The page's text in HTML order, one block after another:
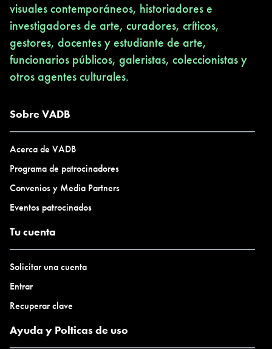
visuales contemporáneos, historiadores e
investigadores de arte, curadores, críticos,
gestores, docentes y estudiante de arte,
funcionarios públicos, galeristas, coleccionistas y
otros agentes culturales.
Sobre VADB
Acerca de VADB
Programa de patrocinadores
Convenios y Media Partners
Eventos patrocinados
Tu cuenta
Solicitar una cuenta
Entrar
Recuperar clave
Ayuda y Polticas de uso